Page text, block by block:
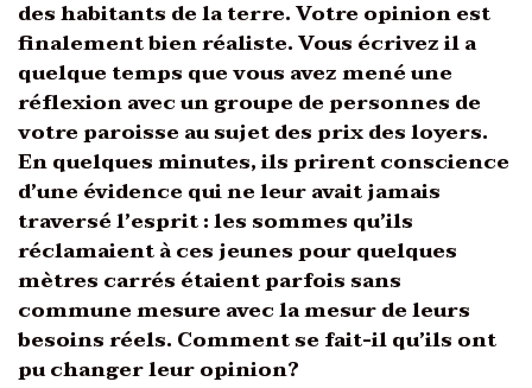
des habitants de la terre. Votre opinion est
finalement bien réaliste. Vous écrivez il a
quelque temps que vous avez mené une
réflexion avec un groupe de personnes de
votre paroisse au sujet des prix des loyers.
En quelques minutes, ils prirent conscience
d’une évidence qui ne leur avait jamais
traversé l’esprit : les sommes qu’ils
réclamaient à ces jeunes pour quelques
mètres carrés étaient parfois sans
commune mesure avec la mesur de leurs
besoins réels. Comment se fait-il qu’ils ont
pu changer leur opinion?